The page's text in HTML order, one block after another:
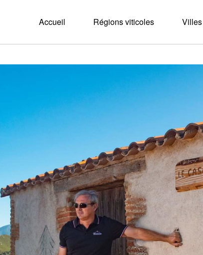
Accueil Régions viticoles Villes